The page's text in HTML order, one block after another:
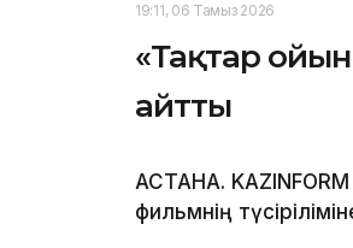
19:11, 06 Тамыз 2026
«Тақтар
айтты
АСТАНА.
фильмнің